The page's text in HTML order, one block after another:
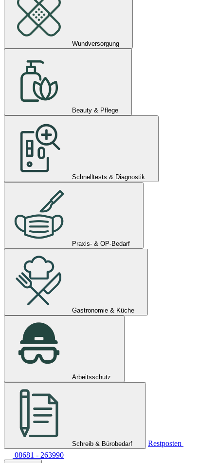
Wundversorgung
Beauty & Pflege
Schnelltests & Diagnostik
Praxis- & OP-Bedarf
Gastronomie & Küche
Arbeitsschutz
Schreib & Bürobedarf
Restposten
08681 - 263990